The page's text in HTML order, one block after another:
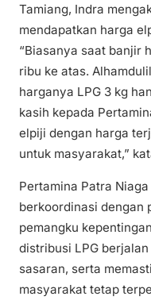
Tamiang, Indra
mendapatkan harga
“Biasanya saat banjir
ribu ke atas.
harganya LPG 3 kg
kasih kepada
elpiji dengan harga
untuk masyarakat,”
Pertamina Patra
berkoordinasi dengan
pemangku
distribusi LPG
sasaran, serta
masyarakat tetap